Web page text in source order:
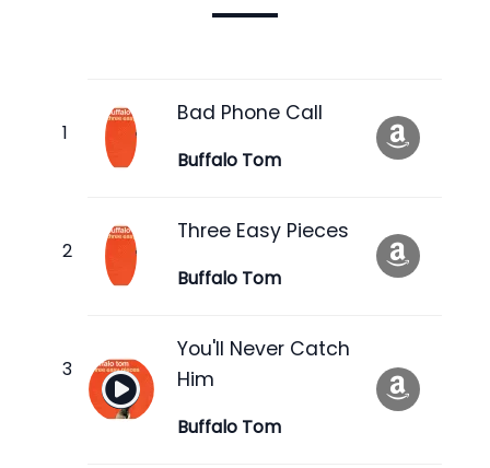
Bad Phone Call
Buffalo Tom
Three Easy Pieces
Buffalo Tom
You'll Never Catch
Him
Buffalo Tom